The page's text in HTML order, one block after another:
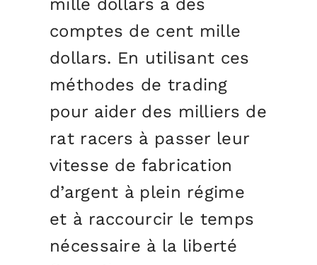
mille dollars à des
comptes de cent mille
dollars. En utilisant ces
méthodes de trading
pour aider des milliers de
rat racers à passer leur
vitesse de fabrication
d’argent à plein régime
et à raccourcir le temps
nécessaire à la liberté